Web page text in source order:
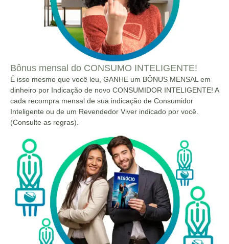
Bônus mensal do CONSUMO INTELIGENTE!
É isso mesmo que você leu, GANHE um BÔNUS MENSAL em
dinheiro por Indicação de novo CONSUMIDOR INTELIGENTE! A
cada recompra mensal de sua indicação de Consumidor
Inteligente ou de um Revendedor Viver indicado por você.
(Consulte as regras).